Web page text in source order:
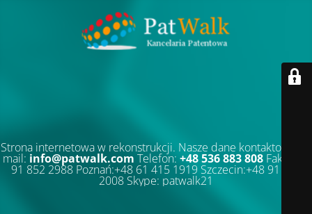
Strona internetowa w rekonstrukcji. Nasze dane kontaktowe: E-
mail: info@patwalk.com Telefon: +48 536 883 808 Faks:+48
91 852 2988 Poznań:+48 61 415 1919 Szczecin:+48 91 852
2008 Skype: patwalk21